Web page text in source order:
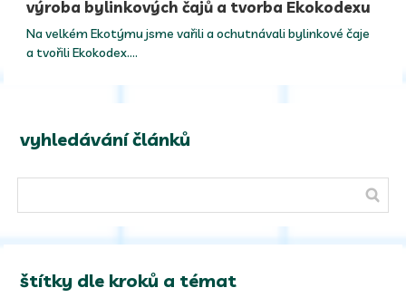
výroba bylinkových čajů a tvorba Ekokodexu
Na velkém Ekotýmu jsme vařili a ochutnávali bylinkové čaje
a tvořili Ekokodex.…
vyhledávání článků
štítky dle kroků a témat